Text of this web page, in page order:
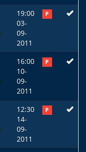
19:00
03-
09-
2011
P
16:00
10-
09-
2011
P
12:30
14-
09-
2011
P